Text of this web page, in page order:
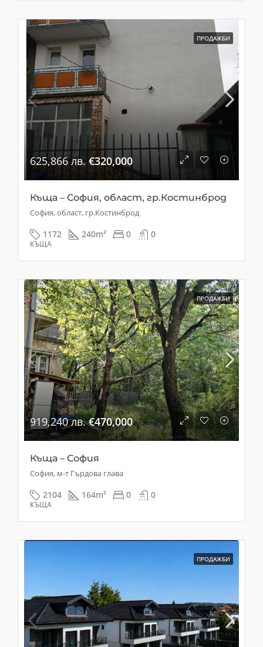
ПРОДАЖБИ
625,866 лв.€320,000
Къща – София, област, гр.Костинброд
София, област, гр.Костинброд
1172 240m² 0 0
КЪЩА
ПРОДАЖБИ
919,240 лв.€470,000
Къща – София
София, м-т Гърдова глава
2104 164m² 0 0
КЪЩА
ПРОДАЖБИ